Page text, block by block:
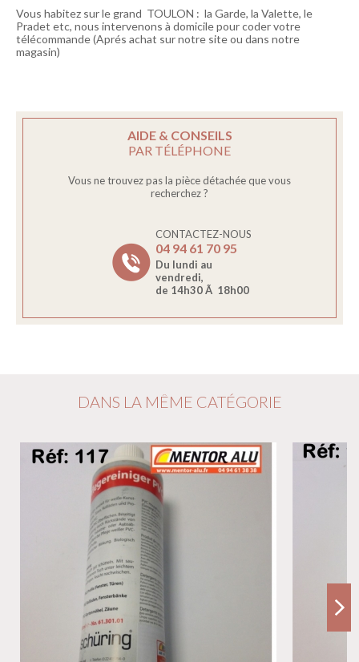
Vous habitez sur le grand TOULON : la Garde, la Valette, le
Pradet etc, nous intervenons à domicile pour coder votre
télécommande (Aprés achat sur notre site ou dans notre
magasin)
AIDE & CONSEILS
PAR TÉLÉPHONE
Vous ne trouvez pas la pièce détachée que vous
recherchez ?
CONTACTEZ-NOUS
04 94 61 70 95
Du lundi au
vendredi,
de 14h30 Ã 18h00
DANS LA MÊME CATÉGORIE